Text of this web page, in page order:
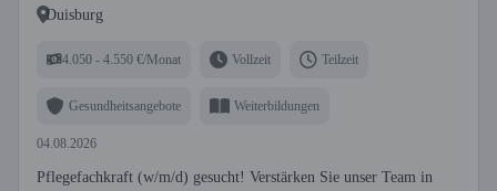
Duisburg
4.050 - 4.550 €/Monat Vollzeit Teilzeit
Gesundheitsangebote Weiterbildungen
04.08.2026
Pflegefachkraft (w/m/d) gesucht! Verstärken Sie unser Team in